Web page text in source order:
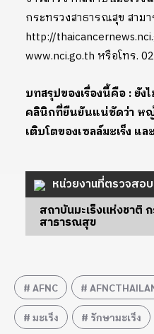
กระทรวงสาธารณสุข สา
http://
www.nci.go.th หรือโทร.
บทสรุปของเรื่องนี้คือ : ยัง
คลินิกที่ยืนยันแน่ชัดว่า หญ้
เติบโตของเซลล์มะเร็ง แล
หน่วยงานที่ตรวจสอบ
สถาบันมะเร็งแห่งชาติ
สาธารณสุข
AFNC
มะเร็ง รักษามะเร็ง